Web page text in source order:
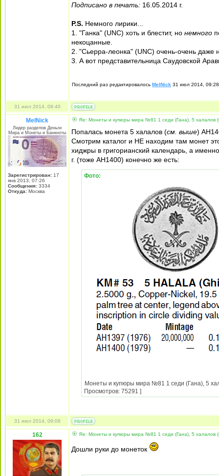
Подписано в печать: 16.05.2014 г.
P.S. Немного лирики...
1. "Ганка" (UNC) хоть и блестит, но немного
некоцанные.
2. "Сьерра-леонка" (UNC) очень-очень даже
3. А вот представительница Саудовской
Последний раз редактировалось MelNick 31 июл 2014,
31 июл 2014, 08:40
MelNick
Лидер разделов Деньги
Мира и Монеты и Банкноты
Зарегистрирован: 17
янв 2013, 07:26
Сообщения: 3334
Откуда: Москва
Re: Монеты и купюры мира №81 1 седи (Гана), 5 халалов
Попалась монета 5 халалов (см. выше)
Смотрим каталог и НЕ находим там монет
хиджры в григорианский календарь, а
г. (тоже AH1400) конечно же есть:
Фото:
Монеты и купюры мира №81 1 седи (Гана), 5
Просмотров: 75291 ]
31 июл 2014, 09:08
162 Re: Монеты и купюры мира №81 1 седи (Гана), 5 халалов
Дошли руки до монеток